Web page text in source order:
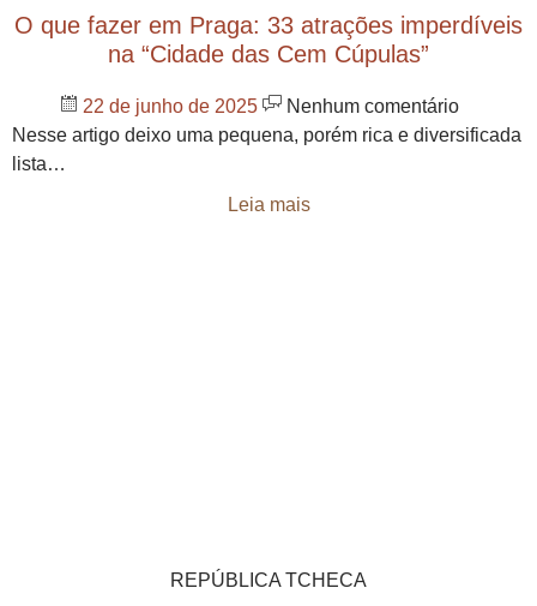
O que fazer em Praga: 33 atrações imperdíveis
na “Cidade das Cem Cúpulas”
22 de junho de 2025
Nenhum comentário
Nesse artigo deixo uma pequena, porém rica e diversificada
lista…
Leia mais
REPÚBLICA TCHECA